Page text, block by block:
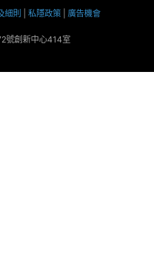
細則 私隱政策 廣告機會
號創新中心414室